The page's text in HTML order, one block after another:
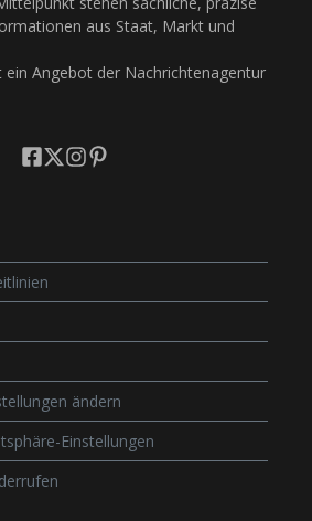
aus Staat, Markt und
Angebot der Nachrichtenagentur
ändern
Einstellungen